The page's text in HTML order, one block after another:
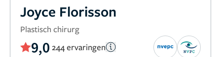
Joyce Florisson
Plastisch chirurg
9,0 244 ervaringen